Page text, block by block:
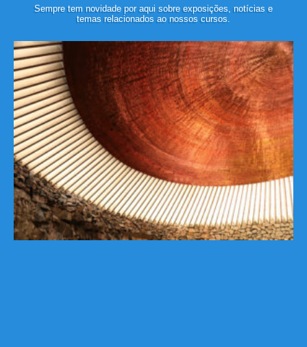
Sempre tem novidade por aqui sobre exposições, notícias e
temas relacionados ao nossos cursos.